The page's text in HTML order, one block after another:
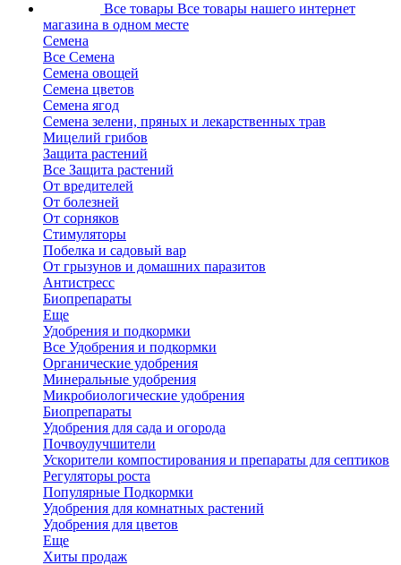
Все товары Все товары нашего интернет
магазина в одном месте
Семена
Все Семена
Семена овощей
Семена цветов
Семена ягод
Семена зелени, пряных и лекарственных трав
Мицелий грибов
Защита растений
Все Защита растений
От вредителей
От болезней
От сорняков
Стимуляторы
Побелка и садовый вар
От грызунов и домашних паразитов
Антистресс
Биопрепараты
Еще
Удобрения и подкормки
Все Удобрения и подкормки
Органические удобрения
Минеральные удобрения
Микробиологические удобрения
Биопрепараты
Удобрения для сада и огорода
Почвоулучшители
Ускорители компостирования и препараты для септиков
Регуляторы роста
Популярные Подкормки
Удобрения для комнатных растений
Удобрения для цветов
Еще
Хиты продаж